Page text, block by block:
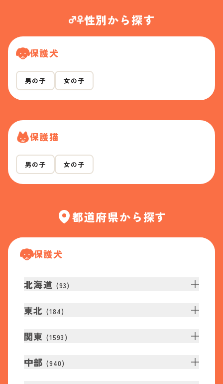
性別から探す
保護犬
男の子 女の子
保護猫
男の子 女の子
都道府県から探す
保護犬
北海道 (93)
東北 (184)
関東 (1593 )
中部 (940)